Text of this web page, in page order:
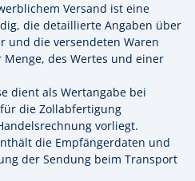
Versand ist eine
die detaillierte Angaben über
und die versendeten Waren
des Wertes und einer
dient als Wertangabe bei
die Zollabfertigung
vorliegt.
die Empfängerdaten und
der Sendung beim Transport